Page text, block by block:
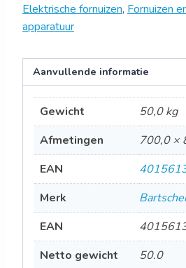
Elektrische fornuizen, Fornuizen
apparatuur
Aanvullende informatie
Gewicht
50,0 kg
Afmetingen
700,0 ×
EAN
Merk
EAN
Netto gewicht
50.0